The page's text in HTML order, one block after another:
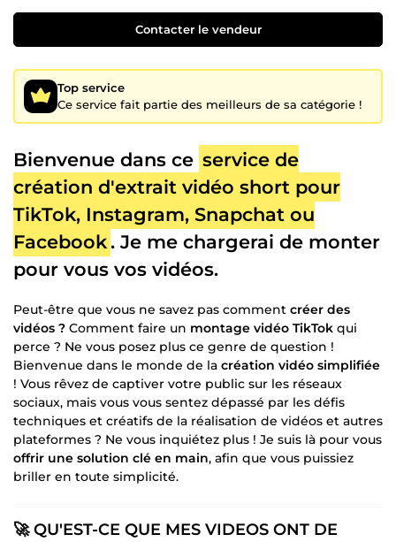
Contacter le vendeur
Top service
Ce service fait partie des meilleurs de sa catégorie !
Bienvenue dans ce service de
création d'extrait vidéo short pour
TikTok, Instagram, Snapchat ou
Facebook. Je me chargerai de monter
pour vous vos vidéos.
Peut-être que vous ne savez pas comment créer des
vidéos ? Comment faire un montage vidéo TikTok qui
perce ? Ne vous posez plus ce genre de question !
Bienvenue dans le monde de la création vidéo simplifiée
! Vous rêvez de captiver votre public sur les réseaux
sociaux, mais vous vous sentez dépassé par les défis
techniques et créatifs de la réalisation de vidéos et autres
plateformes ? Ne vous inquiétez plus ! Je suis là pour vous
offrir une solution clé en main, afin que vous puissiez
briller en toute simplicité.
🚀 QU'EST-CE QUE MES VIDEOS ONT DE